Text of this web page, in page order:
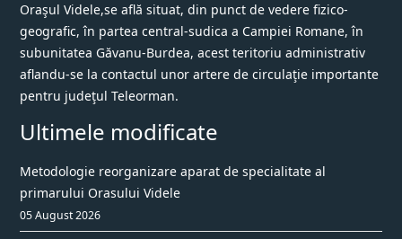
Oraşul Videle,se află situat, din punct de vedere fizico-
geografic, în partea central-sudica a Campiei Romane, în
subunitatea Găvanu-Burdea, acest teritoriu administrativ
aflandu-se la contactul unor artere de circulaţie importante
pentru judeţul Teleorman.
Ultimele modificate
Metodologie reorganizare aparat de specialitate al
primarului Orasului Videle
05 August 2026